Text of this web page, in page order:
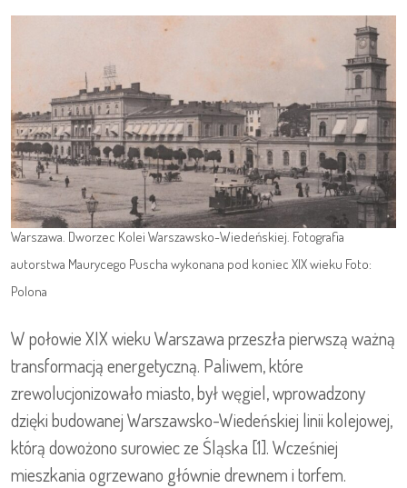
Warszawa. Dworzec Kolei Warszawsko-Wiedeńskiej. Fotografia
autorstwa Maurycego Puscha wykonana pod koniec XIX wieku Foto:
Polona
W połowie XIX wieku Warszawa przeszła pierwszą ważną
transformacją energetyczną. Paliwem, które
zrewolucjonizowało miasto, był węgiel, wprowadzony
dzięki budowanej Warszawsko-Wiedeńskiej linii kolejowej,
którą dowożono surowiec ze Śląska [1]. Wcześniej
mieszkania ogrzewano głównie drewnem i torfem.